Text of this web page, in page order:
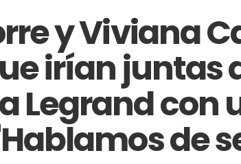
y Viviana
irían juntas
Legrand con
de